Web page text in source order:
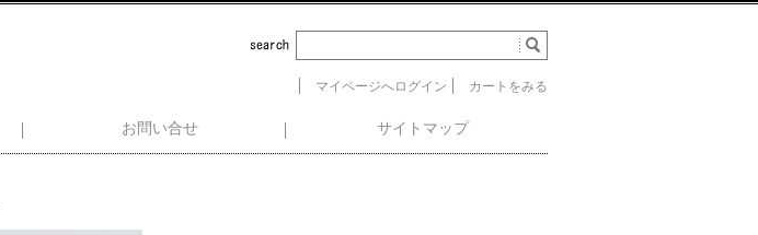
マイページへログイン カートをみる
お問い合せ サイトマップ